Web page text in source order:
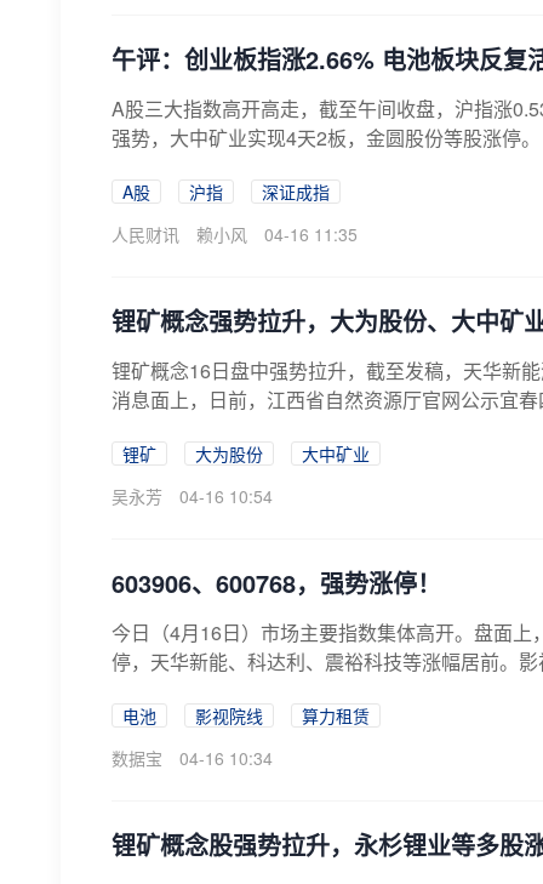
午评：创业板指涨2.66% 电池板块反复
A股三大指数高开高走，截至午间收盘，沪指涨
强势，大中矿业实现4天2板，金圆股份等股涨停
A股 沪指
深证成指
人民财讯
赖小风 04-16 11:35
锂矿概念强势拉升，大为股份、大中矿
锂矿概念16日盘中强势拉升，截至发稿，天华新
消息面上，日前，江西省自然资源厅官网公示宜
锂矿 大为股份
大中矿业
吴永芳
04-16 10:54
603906、600768，强势涨停！
今日（4月16日）市场主要指数集体高开。盘面
停，天华新能、科达利、震裕科技等涨幅居前。
电池 影视院线
算力租赁
数据宝
04-16 10:34
锂矿概念股强势拉升，永杉锂业等多股